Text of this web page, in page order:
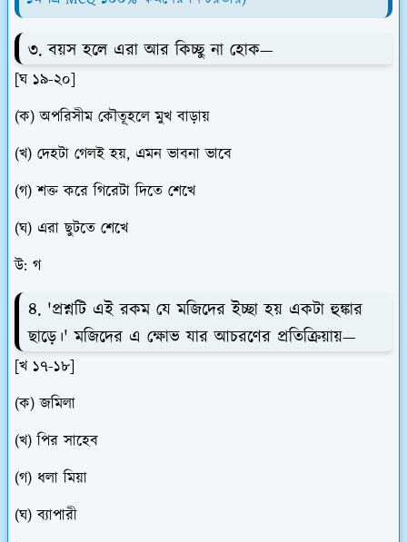
৩. বয়স হলে এরা আর কিচ্ছু না হোক—
[ঘ ১৯-২০]
(ক) অপরিসীম কৌতূহলে মুখ বাড়ায়
(খ) দেহটা গেলই হয়, এমন ভাবনা ভাবে
(গ) শক্ত করে গিরেটা দিতে শেখে
(ঘ) এরা ছুটতে শেখে
উ: গ
৪. 'প্রশ্নটি এই রকম যে মজিদের ইচ্ছা হয় একটা হুঙ্কার
ছাড়ে।' মজিদের এ ক্ষোভ যার আচরণের প্রতিক্রিয়ায়—
[খ ১৭-১৮]
(ক) জমিলা
(খ) পির সাহেব
(গ) ধলা মিয়া
(ঘ) ব্যাপারী